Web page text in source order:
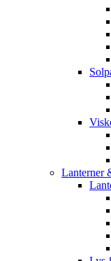
Lanterner